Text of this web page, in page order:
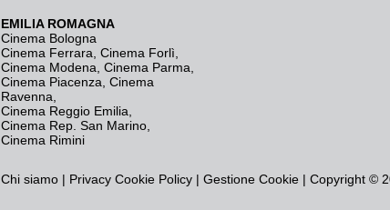
EMILIA ROMAGNA
Cinema Bologna
Cinema Ferrara Cinema Forlì
Cinema Modena Cinema Parma
Cinema Piacenza Cinema
Ravenna
Cinema Reggio Emilia
Cinema Rep. San Marino
Cinema Rimini
Chi siamo | Privacy Cookie Policy | Gestione Cookie | Copyright ©